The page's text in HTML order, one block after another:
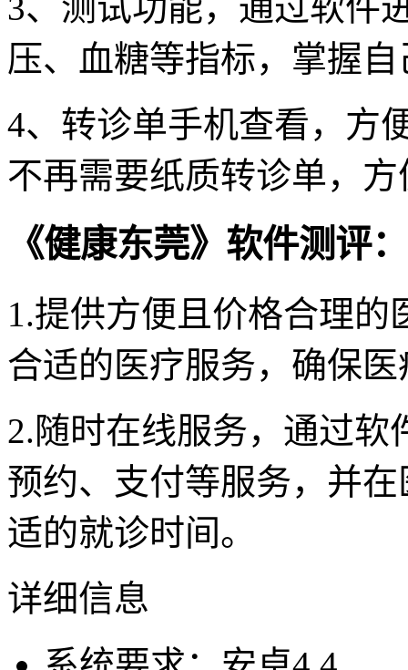
压、血糖等指标，掌握
4、转诊单手机查看，方
不再需要纸质转诊单，
《健康东莞》软件测评：
1.提供方便且价格合理
合适的医疗服务，确保
2.随时在线服务，通过
预约、支付等服务，并
适的就诊时间。
详细信息